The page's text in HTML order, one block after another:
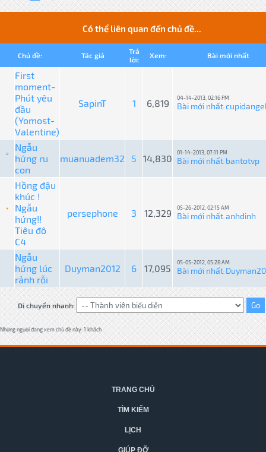
Có thể liên quan đến chủ đề...
Chủ đề: Tác giả
Trả
lời:
Xem: Bài mới nhất
First
moment-
Phút yêu
đầu
(Yomost-
Valentine)
SapinT 1 6,819 04-14-2013, 02:16 PM
Bài mới nhất:
Ngẫu
hứng ru
con
muanuadem32 5 14,830
01-14-2013, 07:11 PM
Bài mới nhất: bantotvp
Hồng đậu
khúc !
Ngẫu
hứng!!
Tiêu đô
C4
persephone 3 12,329 05-26-2012, 02:15 AM
Bài mới nhất:anhdinh
Ngẫu
hứng lúc
rảnh rỗi
Duyman2012 6 17,095
05-05-2012, 05:28 AM
Bài mới nhất:
Di chuyển nhanh:
Những người đang xem chủ đề này: 1 khách
TRANG CHỦ
TÌM KIẾM
LỊCH